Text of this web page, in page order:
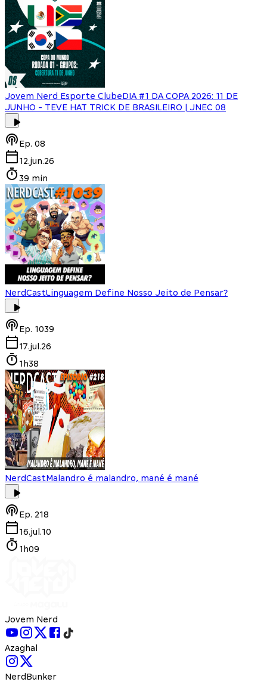
Jovem Nerd Esporte ClubeDIA #1 DA COPA 2026: 11 DE
JUNHO - TEVE HAT TRICK DE BRASILEIRO | JNEC 08
Ep. 08
12.jun.26
39 min
NerdCastLinguagem Define Nosso Jeito de Pensar?
Ep. 1039
17.jul.26
1h38
NerdCastMalandro é malandro, mané é mané
Ep. 218
16.jul.10
1h09
Jovem Nerd
Azaghal
NerdBunker